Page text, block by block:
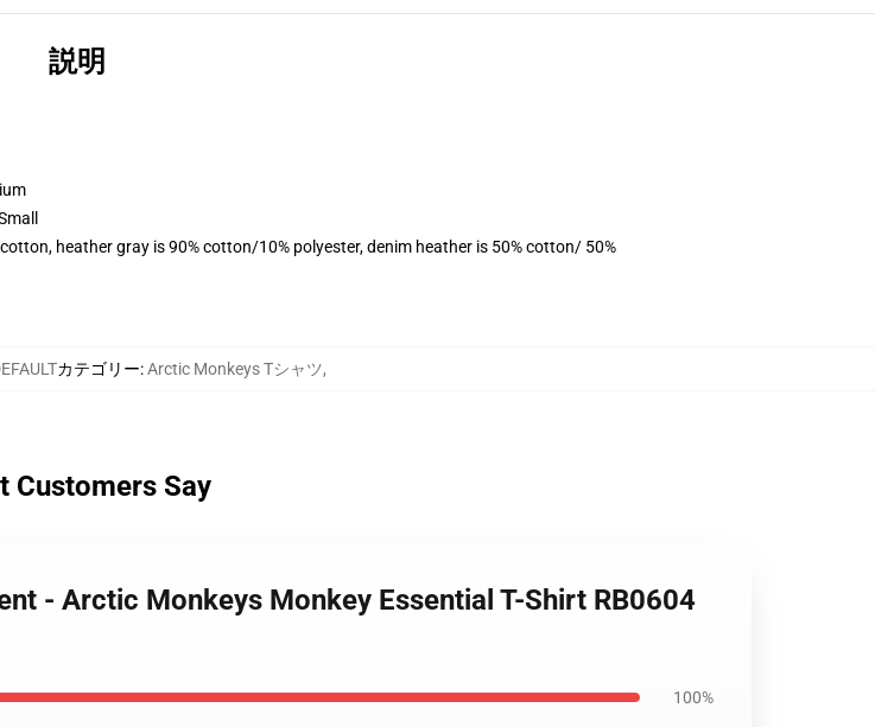
説明
heather gray is 90% cotton/10% polyester, denim heather is 50% cotton/ 50%
カテゴリー:Arctic Monkeys Tシャツ,
Customers Say
- Arctic Monkeys Monkey Essential T-Shirt RB0604
100%